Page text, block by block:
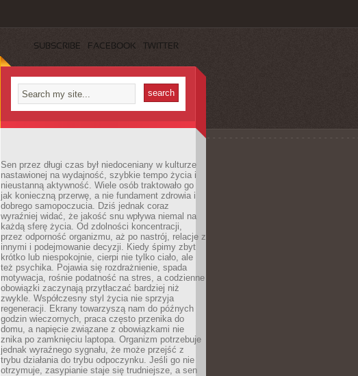
SUBSCRIBE FACEBOOK TWITTER
Sen przez długi czas był niedoceniany w kulturze
nastawionej na wydajność, szybkie tempo życia i
nieustanną aktywność. Wiele osób traktowało go
jak konieczną przerwę, a nie fundament zdrowia i
dobrego samopoczucia. Dziś jednak coraz
wyraźniej widać, że jakość snu wpływa niemal na
każdą sferę życia. Od zdolności koncentracji,
przez odporność organizmu, aż po nastrój, relacje z
innymi i podejmowanie decyzji. Kiedy śpimy zbyt
krótko lub niespokojnie, cierpi nie tylko ciało, ale
też psychika. Pojawia się rozdrażnienie, spada
motywacja, rośnie podatność na stres, a codzienne
obowiązki zaczynają przytłaczać bardziej niż
zwykle. Współczesny styl życia nie sprzyja
regeneracji. Ekrany towarzyszą nam do późnych
godzin wieczornych, praca często przenika do
domu, a napięcie związane z obowiązkami nie
znika po zamknięciu laptopa. Organizm potrzebuje
jednak wyraźnego sygnału, że może przejść z
trybu działania do trybu odpoczynku. Jeśli go nie
otrzymuje, zasypianie staje się trudniejsze, a sen